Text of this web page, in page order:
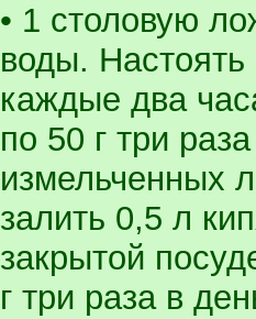
• 1 столовую
воды. Настоять
каждые два
по 50 г три
измельченных
залить 0,5 л
закрытой
г три раза в